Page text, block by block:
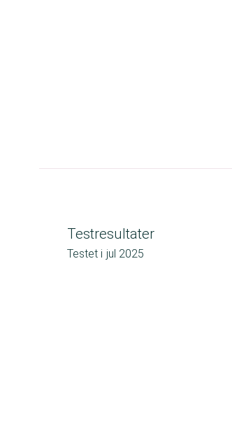
Testresultater
Testet i jul 2025